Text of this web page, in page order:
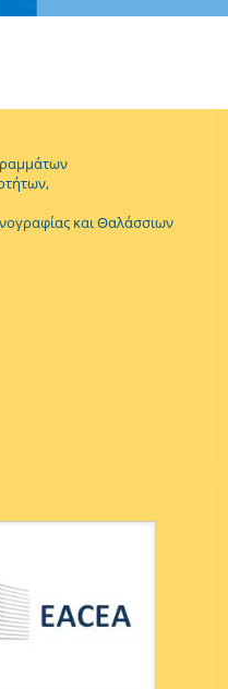
και Θαλάσσιων